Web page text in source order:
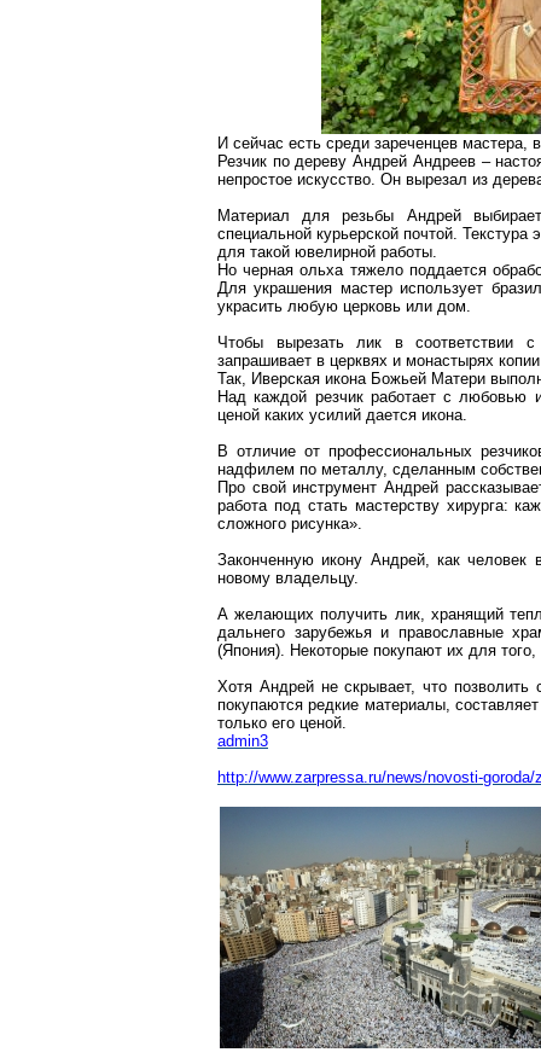
И сейчас есть среди зареченцев мастера,
Резчик по дереву Андрей Андреев –
непростое искусство. Он вырезал из
Материал для резьбы Андрей
специальной курьерской почтой.
для такой ювелирной работы.
Но черная ольха тяжело поддается
Для украшения мастер использует
украсить любую церковь или дом.
Чтобы вырезать лик в соответствии
запрашивает в церквях и монастырях
Так, Иверская икона Божьей Матери
Над каждой резчик работает с любовью
ценой каких усилий дается икона.
В отличие от профессиональных
надфилем по металлу, сделанным
Про свой инструмент Андрей
работа под стать мастерству хирурга:
сложного рисунка».
Законченную икону Андрей, как человек
новому владельцу.
А желающих получить лик, хранящий
дальнего зарубежья и православные
(Япония). Некоторые покупают их для
Хотя Андрей не скрывает, что
покупаются редкие материалы,
только его ценой.
admin3
http://www.zarpressa.ru/news/novosti-